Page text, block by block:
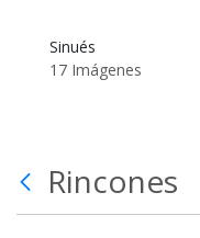
Sinués
17 Imágenes
Rincones